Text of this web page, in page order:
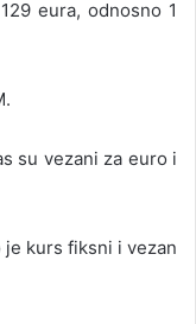
eura, odnosno 1
su vezani za euro i
je kurs fiksni i vezan